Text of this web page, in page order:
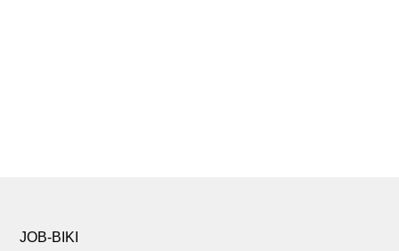
JOB-BIKI